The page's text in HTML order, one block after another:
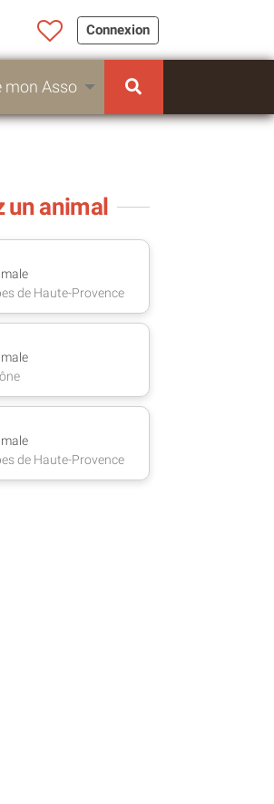
Connexion
mon Asso
un animal
adulte, male
de Haute-Provence
adulte, male
adulte, male
de Haute-Provence